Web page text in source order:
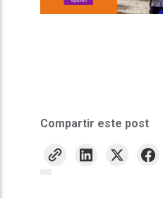
Compartir este post